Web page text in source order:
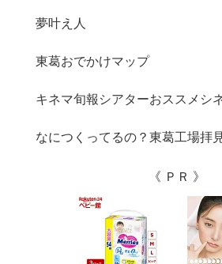
夢叶え人
東葛おでかけマップ
キネマ旬報シアターおススメシ
なにつくってるの？東葛工場拝
《 ＰＲ 》